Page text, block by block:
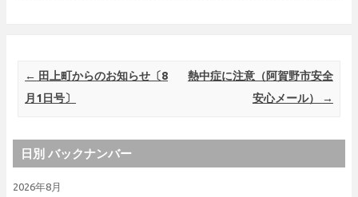
Post navigation
← 田上町からのお知らせ〔8
月1日号〕
熱中症に注意（阿賀野市安全
安心メール）
→
日別 バックナンバー
2026年8月